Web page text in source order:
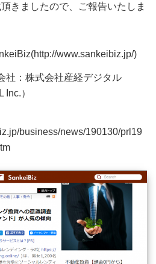
きましたので、ご報告いたしま
www.sankeibiz.jp/)
社：株式会社産経デジタル
Inc.）
business/news/190130/prl19